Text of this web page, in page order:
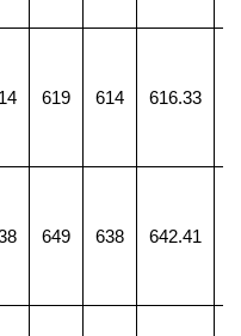
619 614 616.33
649 638 642.41